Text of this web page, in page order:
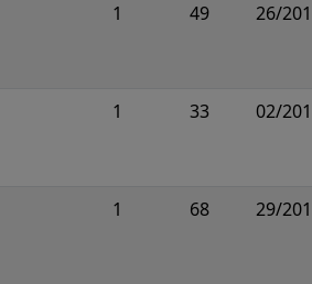
1 49 26/
1 33 02/
1 68 29/